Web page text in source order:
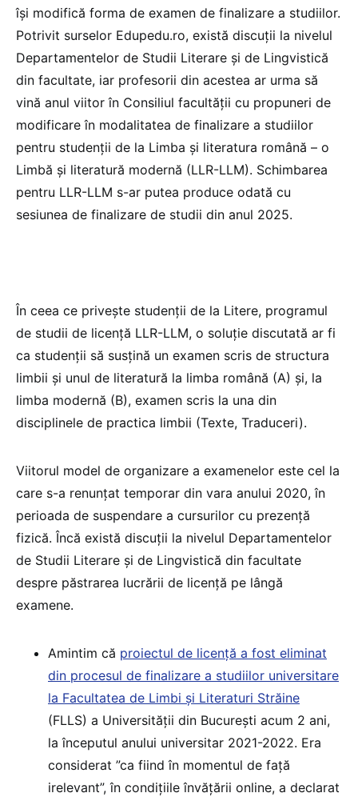
își modifică forma de examen de finalizare a studiilor.
Potrivit surselor Edupedu.ro, există discuții la nivelul
Departamentelor de Studii Literare și de Lingvistică
din facultate, iar profesorii din acestea ar urma să
vină anul viitor în Consiliul facultății cu propuneri de
modificare în modalitatea de finalizare a studiilor
pentru studenții de la Limba și literatura română – o
Limbă și literatură modernă (LLR-LLM). Schimbarea
pentru LLR-LLM s-ar putea produce odată cu
sesiunea de finalizare de studii din anul 2025.
În ceea ce privește studenții de la Litere, programul
de studii de licență LLR-LLM, o soluție discutată ar fi
ca studenții să susțină un examen scris de structura
limbii și unul de literatură la limba română (A) și, la
limba modernă (B), examen scris la una din
disciplinele de practica limbii (Texte, Traduceri).
Viitorul model de organizare a examenelor este cel la
care s-a renunțat temporar din vara anului 2020, în
perioada de suspendare a cursurilor cu prezență
fizică. Încă există discuții la nivelul Departamentelor
de Studii Literare și de Lingvistică din facultate
despre păstrarea lucrării de licență pe lângă
examene.
Amintim că proiectul de licență a fost eliminat
din procesul de finalizare a studiilor universitare
la Facultatea de Limbi și Literaturi Străine
(FLLS) a Universității din București acum 2 ani,
la începutul anului universitar 2021-2022. Era
considerat ”ca fiind în momentul de față
irelevant”, în condițiile învățării online, a declarat